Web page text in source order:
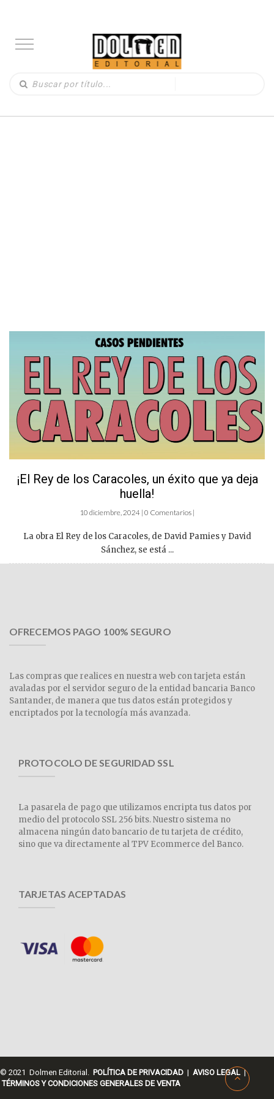
¡El Rey de los Caracoles, un éxito que ya deja
huella!
10 diciembre, 2024 | 0 Comentarios |
La obra El Rey de los Caracoles, de David Pamies y David
Sánchez, se está ...
OFRECEMOS PAGO 100% SEGURO
Las compras que realices en nuestra web con tarjeta están
avaladas por el servidor seguro de la entidad bancaria Banco
Santander, de manera que tus datos están protegidos y
encriptados por la tecnología más avanzada.
PROTOCOLO DE SEGURIDAD SSL
La pasarela de pago que utilizamos encripta tus datos por
medio del protocolo SSL 256 bits. Nuestro sistema no
almacena ningún dato bancario de tu tarjeta de crédito,
sino que va directamente al TPV Ecommerce del Banco.
TARJETAS ACEPTADAS
© 2021 Dolmen Editorial. POLÍTICA DE PRIVACIDAD | AVISO LEGAL |
TÉRMINOS Y CONDICIONES GENERALES DE VENTA